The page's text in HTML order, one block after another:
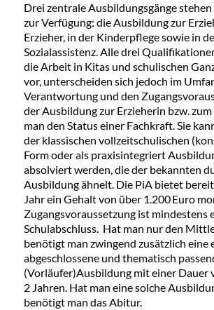
Drei zentrale Ausbildungsgänge
zur Verfügung: die Ausbildung zur
Erzieher, in der Kinderpflege sowie in
Sozialassistenz. Alle drei
die Arbeit in Kitas und schulischen
vor, unterscheiden sich jedoch im
Verantwortung und den
der Ausbildung zur Erzieherin bzw.
man den Status einer Fachkraft. Sie
der klassischen vollzeitschulischen
Form oder als praxisintegriert
absolviert werden, die der bekannten
Ausbildung ähnelt. Die PiA bietet
Jahr ein Gehalt von über 1.200 Euro
Zugangsvoraussetzung ist mindestens
Schulabschluss. Hat man nur den
benötigt man zwingend zusätzlich eine
abgeschlossene und thematisch
(Vorläufer)Ausbildung mit einer Dauer
2 Jahren. Hat man eine solche
benötigt man das Abitur.